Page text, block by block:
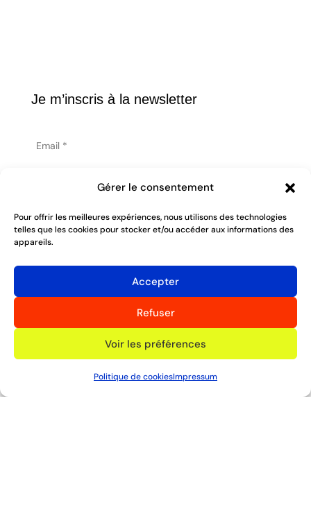
Gérer le consentement
Pour offrir les meilleures expériences, nous utilisons des technologies
telles que les cookies pour stocker et/ou accéder aux informations des
appareils.
Accepter
Refuser
Voir les préférences
Politique de cookiesImpressum
Je m’inscris à la newsletter
Suivez-toutes nos actualités
Suivre
Suivre
Suivre